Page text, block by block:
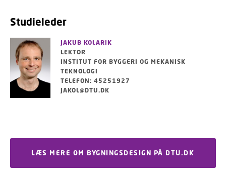
Studieleder
JAKUB KOLARIK
LEKTOR
INSTITUT FOR BYGGERI OG MEKANISK
TEKNOLOGI
TELEFON: 45251927
JAKOL@DTU.DK
LÆS MERE OM BYGNINGSDESIGN PÅ DTU.DK